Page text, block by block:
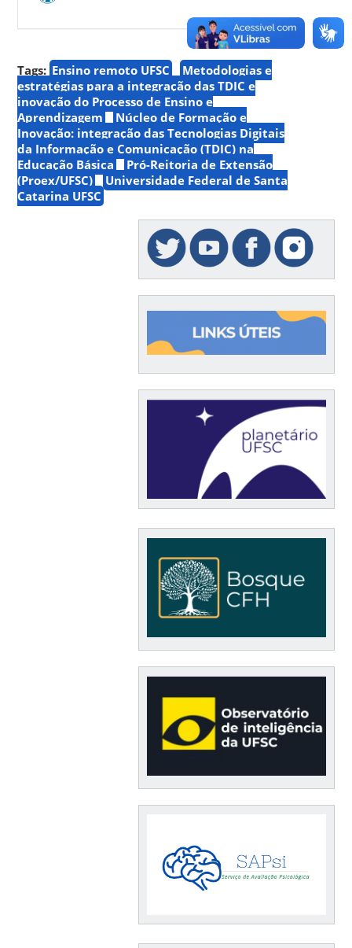
Tags: Ensino remoto UFSC
Metodologias e
estratégias para a integração das TDIC e
inovação do Processo de Ensino e
Aprendizagem
Núcleo de Formação e
Inovação: integração das Tecnologias Digitais
da Informação e Comunicação (TDIC) na
Educação Básica
Pró-Reitoria de Extensão
(Proex/UFSC)
Universidade Federal de Santa
Catarina UFSC